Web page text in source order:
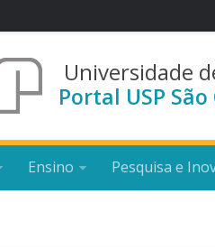
Universidade
Portal USP São
Ensino Pesquisa e